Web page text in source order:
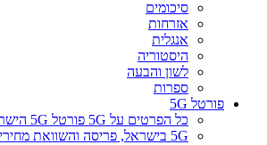
סיכומים
אזרחות
אנגלית
היסטוריה
לשון והבעה
ספרות
פורטל 5G
כל הפרטים על 5G פורטל 5G הישראלי
5G בישראל, פריסה והשוואת מחירים